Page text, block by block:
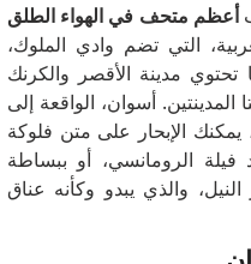
أعظم متحف في الهواء الطلق
التي تضم وادي الملوك،
تحتوي مدينة الأقصر والكرنك
أسوان، الواقعة إلى
يمكنك الإبحار على متن فلوكة
فيلة الرومانسي، أو ببساطة
والذي يبدو وكأنه عناق